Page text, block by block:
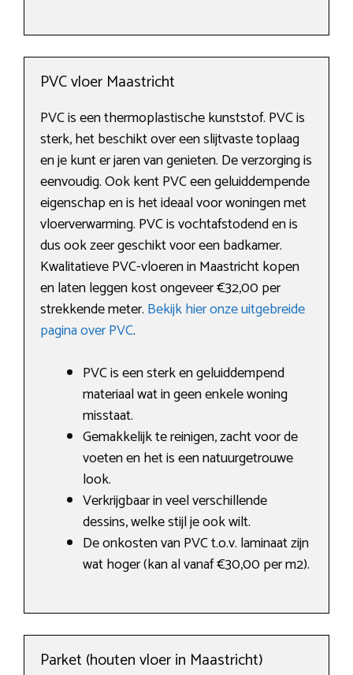
PVC vloer Maastricht
PVC is een thermoplastische kunststof. PVC is
sterk, het beschikt over een slijtvaste toplaag
en je kunt er jaren van genieten. De verzorging is
eenvoudig. Ook kent PVC een geluiddempende
eigenschap en is het ideaal voor woningen met
vloerverwarming. PVC is vochtafstodend en is
dus ook zeer geschikt voor een badkamer.
Kwalitatieve PVC-vloeren in Maastricht kopen
en laten leggen kost ongeveer €32,00 per
strekkende meter. Bekijk hier onze uitgebreide
pagina over PVC.
PVC is een sterk en geluiddempend
materiaal wat in geen enkele woning
misstaat.
Gemakkelijk te reinigen, zacht voor de
voeten en het is een natuurgetrouwe
look.
Verkrijgbaar in veel verschillende
dessins, welke stijl je ook wilt.
De onkosten van PVC t.o.v. laminaat zijn
wat hoger (kan al vanaf €30,00 per m2).
Parket (houten vloer in Maastricht)